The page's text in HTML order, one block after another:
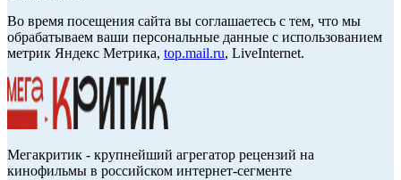
Во время посещения сайта вы соглашаетесь с тем, что мы
обрабатываем ваши персональные данные с использованием
метрик Яндекс Метрика, top.mail.ru, LiveInternet.
Мегакритик - крупнейший агрегатор рецензий на
кинофильмы в российском интернет-сегменте